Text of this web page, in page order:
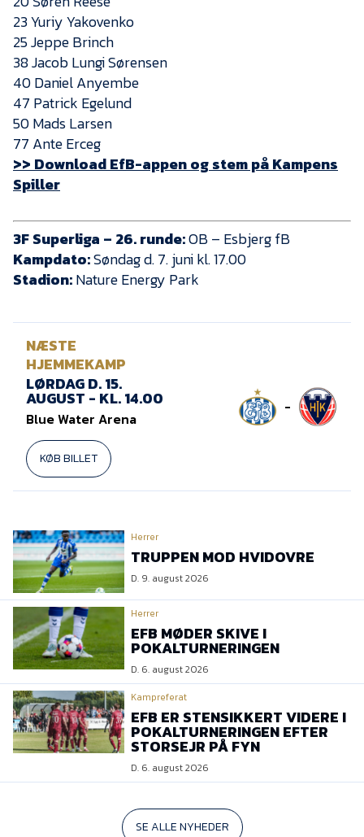
23 Yuriy Yakovenko
25 Jeppe Brinch
38 Jacob Lungi Sørensen
40 Daniel Anyembe
47 Patrick Egelund
50 Mads Larsen
77 Ante Erceg
>> Download EfB-appen og stem på Kampens
Spiller
3F Superliga – 26. runde:OB – Esbjerg fB
Kampdato:Søndag d. 7. juni kl. 17.00
Stadion:Nature Energy Park
NÆSTE
HJEMMEKAMP
LØRDAG D. 15.
AUGUST - KL. 14.00
Blue Water Arena
KØB BILLET
-
Herrer
TRUPPEN MOD HVIDOVRE
D. 9. august 2026
Herrer
EFB MØDER SKIVE I
POKALTURNERINGEN
D. 6. august 2026
Kampreferat
EFB ER STENSIKKERT VIDERE I
POKALTURNERINGEN EFTER
STORSEJR PÅ FYN
D. 6. august 2026
SE ALLE NYHEDER